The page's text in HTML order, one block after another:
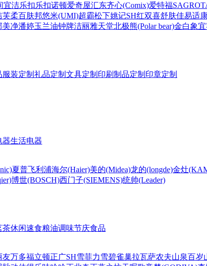
宜洁乐扣乐扣诺顿爱奇屋汇东齐心(Comix)爱特福
芙柔百肤邦悠米(UMI)超霸松下姚记SH红双喜舒肤佳易适
美净潘婷玉兰油钟牌洁丽雅天堂北极熊(Polar bear)金白象
服装定制 礼品定制 文具定制 印刷制品定制 印章定制
器生活电器
夏普飞利浦海尔(Haier)美的(Midea)龙的(longde)金灶
博世(BOSCH)西门子(SIEMENS)统帅(Leader)
茶休闲速食粮油调味节庆食品
友万多福立顿正广SH雪菲力雪碧雀巢拉瓦萨农夫山泉百岁